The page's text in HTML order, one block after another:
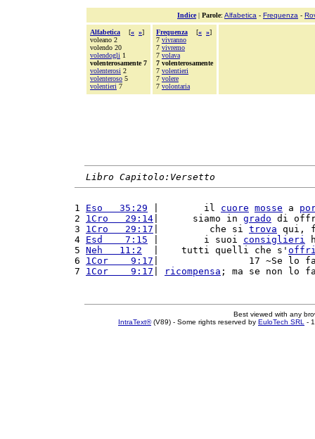
Indice| Parole: Alfabetica - Frequenza -
Alfabetica [« »]
voleano 2
volendo 20
volendogli 1
volenterosamente 7
volenterosi 2
volenteroso 5
volentieri 7
Frequenza [« »]
7 vivranno
7 vivremo
7 volava
7 volenterosamente
7 volentieri
7 volere
7 volontaria
Libro Capitolo:Versetto
1 Eso   35:29 |        il cuore mosse a
2 1Cro   29:14 |      siamo in grado di
3 1Cro   29:17 |         che si trova qui,
4 Esd    7:15 |        i suoi consiglieri
5 Neh   11:2
  |    tutti quelli che s'
6 1Cor    9:17 |                17 ~Se lo
7 1Cor    9:17 ricompensa ; ma se non lo
Best viewed with any
IntraText®(V89) - Some rights reserved by EuloTech SRL -